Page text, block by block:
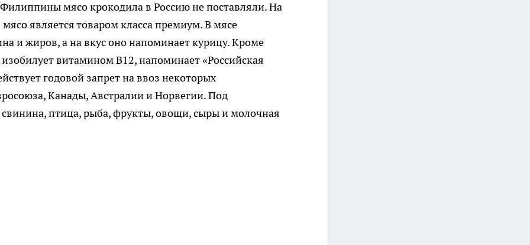
мясо крокодила в Россию не поставляли. На
является товаром класса премиум. В мясе
и жиров, а на вкус оно напоминает курицу. Кроме
витамином B12, напоминает «Российская
годовой запрет на ввоз некоторых
Канады, Австралии и Норвегии. Под
птица, рыба, фрукты, овощи, сыры и молочная